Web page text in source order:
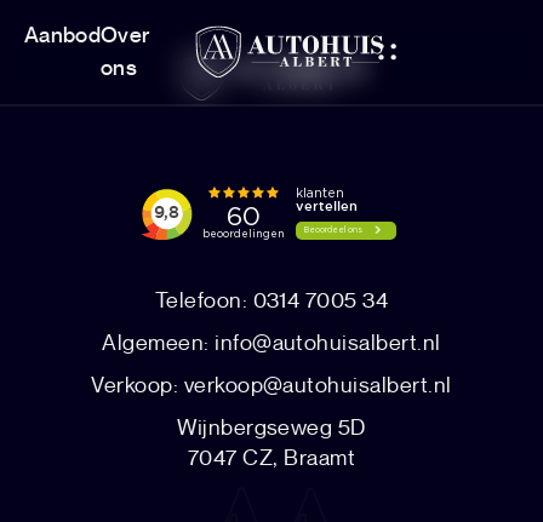
AanbodOver
ons
Telefoon: 0314 7005 34
Algemeen: info@autohuisalbert.nl
Verkoop: verkoop@autohuisalbert.nl
Wijnbergseweg 5D
7047 CZ, Braamt